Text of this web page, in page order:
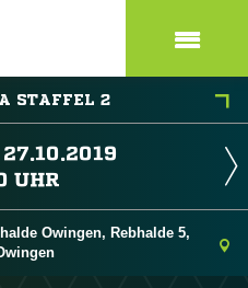
STAFFEL 2

Owingen, Rebhalde 5,